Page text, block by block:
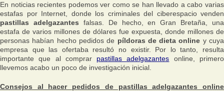
En noticias recientes podemos ver como se han llevado a cabo varias
estafas por Internet, donde los criminales del ciberespacio venden
pastillas adelgazantes falsas. De hecho, en Gran Bretaña, una
estafa de varios millones de dólares fue expuesta, donde millones de
personas habían hecho pedidos de píldoras de dieta online y cuya
empresa que las ofertaba resultó no existir. Por lo tanto, resulta
importante que al comprar pastillas adelgazantes online, primero
llevemos acabo un poco de investigación inicial.
Consejos al hacer pedidos de pastillas adelgazantes online